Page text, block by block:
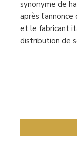
synonyme de
après
et le fabricant
distribution de